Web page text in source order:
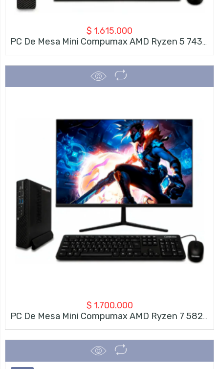
$ 1.615.000
PC De Mesa Mini Compumax AMD Ryzen 5 7430U | 8GB RAM | SSD 500GB + Monitor LG 23.8″ FHD 120Hz + Teclado Y Mouse
$ 1.700.000
PC De Mesa Mini Compumax AMD Ryzen 7 5825U | 8GB RAM | SSD 500GB + Monitor Compumax 23.8″ FHD 120Hz + Teclado Y Mouse